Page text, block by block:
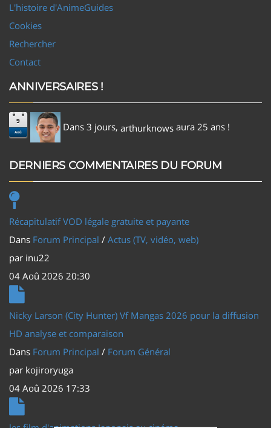
L'histoire d'AnimeGuides
Cookies
Rechercher
Contact
ANNIVERSAIRES !
9
Aoû Dans 3 jours, arthurknows aura 25 ans !
DERNIERS COMMENTAIRES DU FORUM
Récapitulatif VOD légale gratuite et payante
Dans Forum Principal / Actus (TV, vidéo, web)
par inu22
04 Aoû 2026 20:30
Nicky Larson (City Hunter) Vf Mangas 2026 pour la diffusion
HD analyse et comparaison
Dans Forum Principal / Forum Général
par kojiroryuga
04 Aoû 2026 17:33